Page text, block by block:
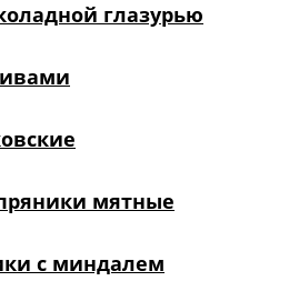
глазурью
мятные
с миндалем